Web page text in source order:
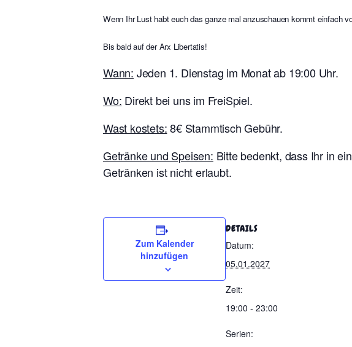
Wenn Ihr Lust habt euch das ganze mal anzuschauen kommt einfach
Bis bald auf der Arx Libertatis!
Wann: Jeden 1. Dienstag im Monat ab 19:00 Uhr.
Wo: Direkt bei uns im FreiSpiel.
Wast kostets:8€ Stammtisch Gebühr.
Getränke und Speisen: Bitte bedenkt, dass Ihr in
Getränken ist nicht erlaubt.
Zum Kalender
hinzufügen
DETAILS
Datum:
05.01.2027
Zeit:
19:00 - 23:00
Serien: